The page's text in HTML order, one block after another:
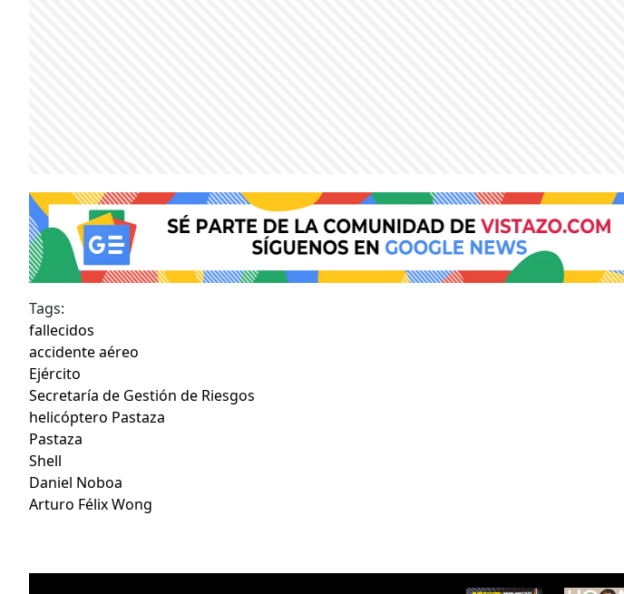
Tags:
fallecidos
accidente aéreo
Ejército
Secretaría de Gestión de Riesgos
helicóptero Pastaza
Pastaza
Shell
Daniel Noboa
Arturo Félix Wong